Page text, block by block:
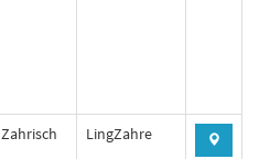
Zahrisch LingZahre